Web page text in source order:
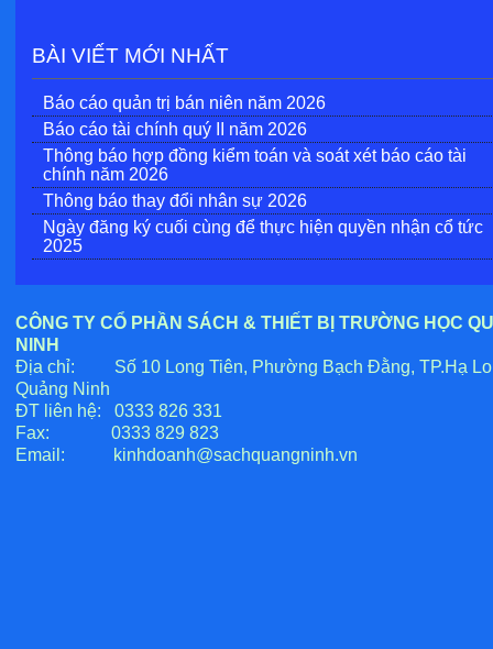
BÀI VIẾT MỚI NHẤT
Báo cáo quản trị bán niên năm 2026
Báo cáo tài chính quý II năm 2026
Thông báo hợp đồng kiểm toán và soát xét báo cáo tài
chính năm 2026
Thông báo thay đổi nhân sự 2026
Ngày đăng ký cuối cùng để thực hiện quyền nhận cổ tức
2025
CÔNG TY CỔ PHẦN SÁCH & THIẾT BỊ TRƯỜNG HỌC
NINH
Địa chỉ: Số 10 Long Tiên, Phường Bạch Đằng, TP.Hạ
Quảng Ninh
ĐT liên hệ: 0333 826 331
Fax: 0333 829 823
Email:
kinhdoanh@sachquangninh.vn